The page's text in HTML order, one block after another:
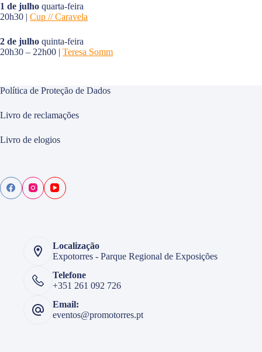
1 de julho quarta-feira
20h30 | Cup // Caravela
2 de julho quinta-feira
20h30 – 22h00 | Teresa Somm
Política de Proteção de Dados
Livro de reclamações
Livro de elogios
Localização
Expotorres - Parque Regional de Exposições
Telefone
+351 261 092 726
Email:
eventos@promotorres.pt